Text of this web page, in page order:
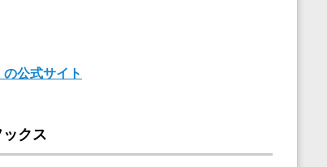
公式サイト
クス